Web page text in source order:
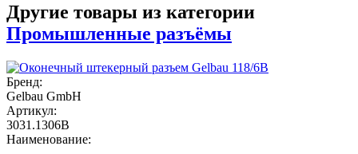
Другие товары из категории
Промышленные разъёмы
Бренд:
Gelbau GmbH
Артикул:
3031.1306B
Наименование: